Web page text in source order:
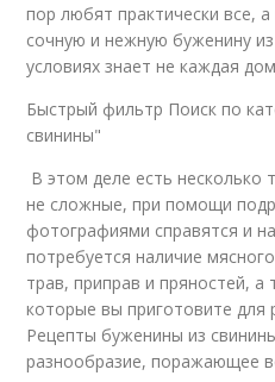
пор любят практически все,
сочную и нежную буженину
условиях знает не каждая
Быстрый фильтр Поиск по
свинины"
В этом деле есть несколько
не сложные, при помощи
фотографиями справятся и
потребуется наличие
трав, приправ и пряностей,
которые вы приготовите для
Рецепты буженины из
разнообразие, поражающее